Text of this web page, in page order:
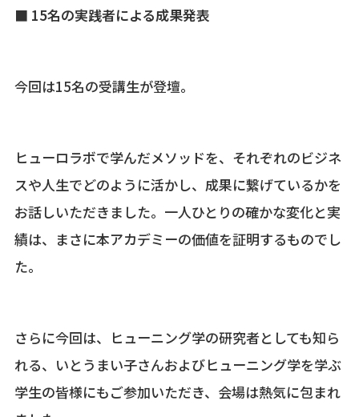
■ 15名の実践者による成果発表
今回は15名の受講生が登壇。
ヒューロラボで学んだメソッドを、それぞれのビジネ
スや人生でどのように活かし、成果に繋げているかを
お話しいただきました。一人ひとりの確かな変化と実
績は、まさに本アカデミーの価値を証明するものでし
た。
さらに今回は、ヒューニング学の研究者としても知ら
れる、いとうまい子さんおよびヒューニング学を学ぶ
学生の皆様にもご参加いただき、会場は熱気に包まれ